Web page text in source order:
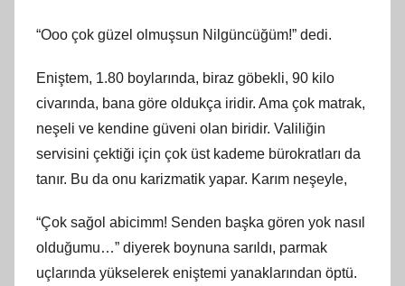
“Ooo çok güzel olmuşsun Nilgüncüğüm!” dedi.
Eniştem, 1.80 boylarında, biraz göbekli, 90 kilo
civarında, bana göre oldukça iridir. Ama çok matrak,
neşeli ve kendine güveni olan biridir. Valiliğin
servisini çektiği için çok üst kademe bürokratları da
tanır. Bu da onu karizmatik yapar. Karım neşeyle,
“Çok sağol abicimm! Senden başka gören yok nasıl
olduğumu…” diyerek boynuna sarıldı, parmak
uçlarında yükselerek eniştemi yanaklarından öptü.